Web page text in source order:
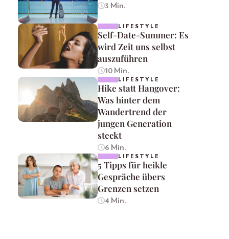
3 Min.
LIFESTYLE
Self-Date-Summer: Es
wird Zeit uns selbst
auszuführen
10 Min.
LIFESTYLE
Hike statt Hangover:
Was hinter dem
Wandertrend der
jungen Generation
steckt
6 Min.
LIFESTYLE
5 Tipps für heikle
Gespräche übers
Grenzen setzen
4 Min.